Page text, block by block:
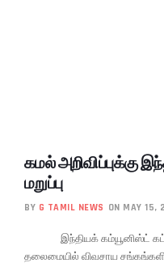
கமல் அறிவிப்புக்கு
மறுப்பு
BY G TAMIL NEWS ON MAY 15,
இந்தியக் கம்யூனிஸ்ட்
தலைமையில் விவசாய